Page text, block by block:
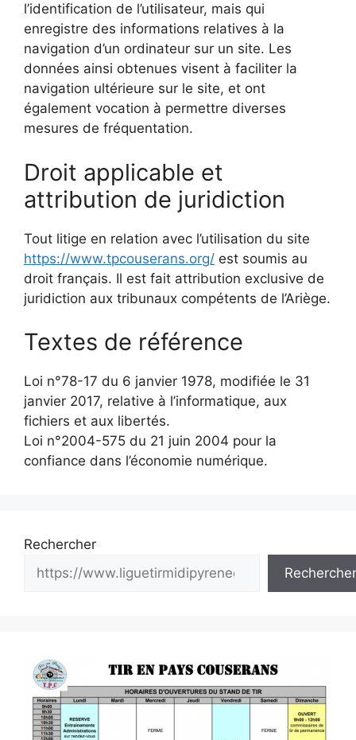
l’identification de l’utilisateur, mais qui
enregistre des informations relatives à la
navigation d’un ordinateur sur un site. Les
données ainsi obtenues visent à faciliter la
navigation ultérieure sur le site, et ont
également vocation à permettre diverses
mesures de fréquentation.
Droit applicable et
attribution de juridiction
Tout litige en relation avec l’utilisation du site
https://www.tpcouserans.org/ est soumis au
droit français. Il est fait attribution exclusive de
juridiction aux tribunaux compétents de l’Ariège.
Textes de référence
Loi n°78-17 du 6 janvier 1978, modifiée le 31
janvier 2017, relative à l’informatique, aux
fichiers et aux libertés.
Loi n°2004-575 du 21 juin 2004 pour la
confiance dans l’économie numérique.
Rechercher
Rechercher